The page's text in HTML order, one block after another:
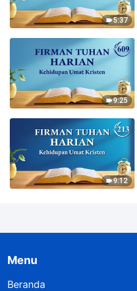
5:37
9:25
9:12
Menu
Beranda